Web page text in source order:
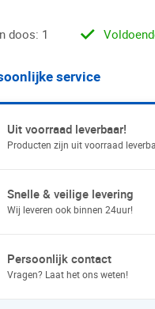
doos: 1
service
Uit voorraad leverbaar!
Producten zijn uit voorraad
Snelle & veilige levering
Wij leveren ook binnen 24uur!
Persoonlijk contact
Vragen? Laat het ons weten!